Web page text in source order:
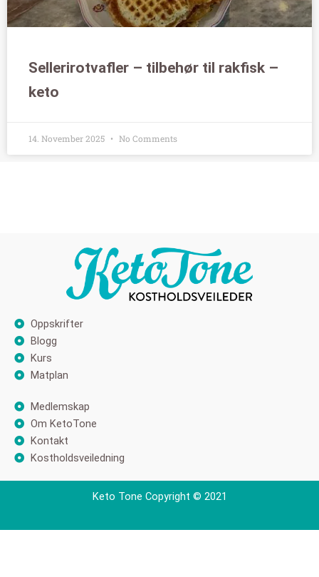
Sellerirotvafler – tilbehør til rakfisk –
keto
14. November 2025 No Comments
Oppskrifter
Blogg
Kurs
Matplan
Medlemskap
Om KetoTone
Kontakt
Kostholdsveiledning
Keto Tone Copyright © 2021